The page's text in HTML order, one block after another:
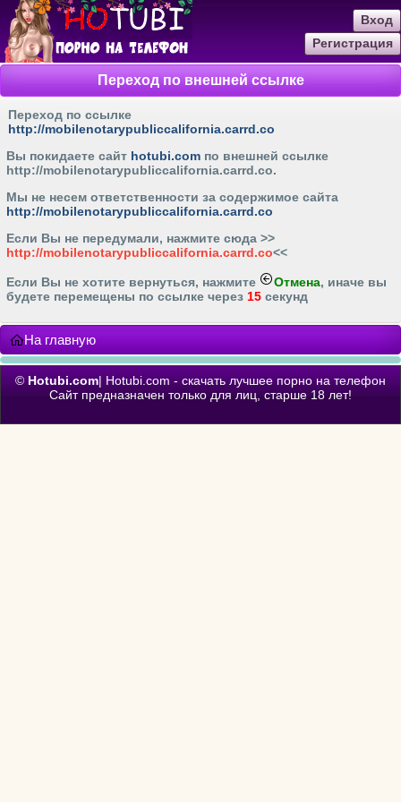
Вход
Регистрация
Переход по внешней ссылке
Переход по ссылке
http://mobilenotarypubliccalifornia.carrd.co
Вы покидаете сайт hotubi.com по внешней ссылке
http://mobilenotarypubliccalifornia.carrd.co.
Мы не несем ответственности за содержимое сайта
http://mobilenotarypubliccalifornia.carrd.co
Если Вы не передумали, нажмите cюда >>
http://mobilenotarypubliccalifornia.carrd.co<<
Если Вы не хотите вернуться, нажмите Отмена, иначе вы
будете перемещены по ссылке через 15 секунд
На главную
© Hotubi.com| Hotubi.com - скачать лучшее порно на телефон
Сайт предназначен только для лиц, старше 18 лет!